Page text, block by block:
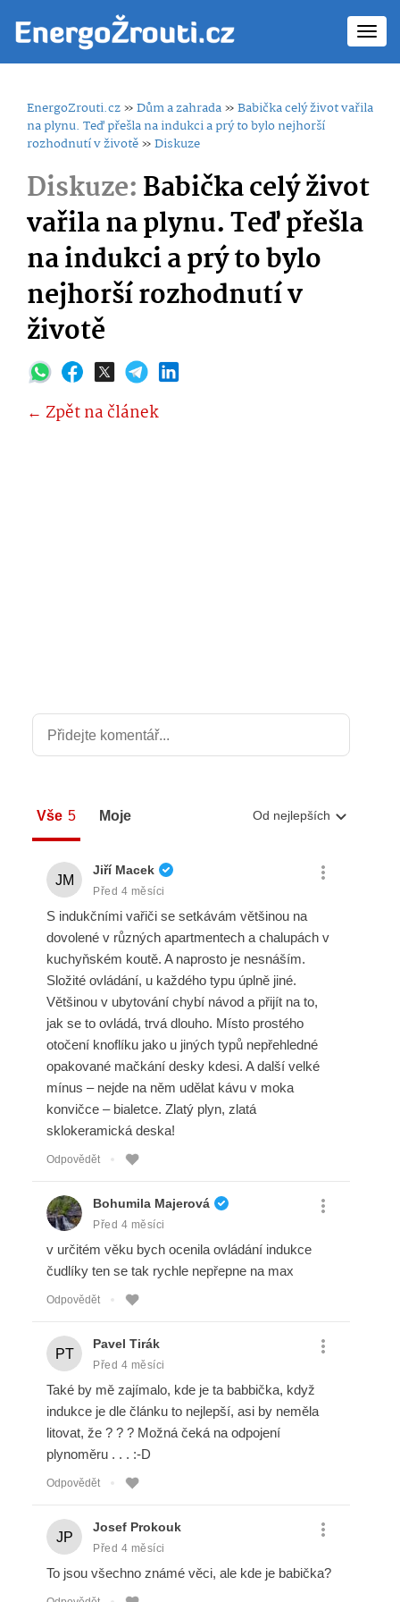
EnergoZrouti.cz»Dům a zahrada»Babička celý život vařila
na plynu. Teď přešla na indukci a prý to bylo nejhorší
rozhodnutí v životě»Diskuze
Diskuze:Babička celý život
vařila na plynu. Teď přešla
na indukci a prý to bylo
nejhorší rozhodnutí v
životě
← Zpět na článek